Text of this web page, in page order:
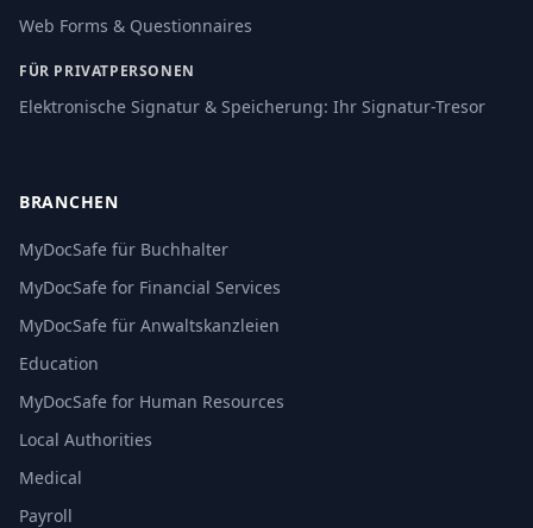
Web Forms & Questionnaires
FÜR PRIVATPERSONEN
Elektronische Signatur & Speicherung: Ihr Signatur-Tresor
BRANCHEN
MyDocSafe für Buchhalter
MyDocSafe for Financial Services
MyDocSafe für Anwaltskanzleien
Education
MyDocSafe for Human Resources
Local Authorities
Medical
Payroll